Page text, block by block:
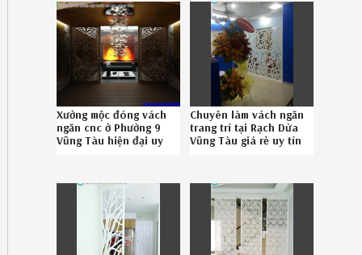
Xưởng mộc đóng vách
ngăn cnc ở Phường 9
Vũng Tàu hiện đại uy
Chuyên làm vách ngăn
trang trí tại Rạch Dừa
Vũng Tàu giá rẻ uy tín